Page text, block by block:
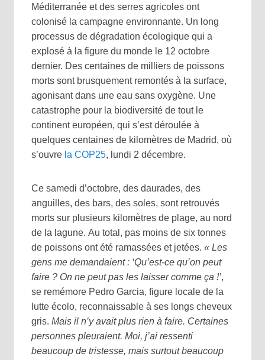
Méditerranée et des serres agricoles ont
colonisé la campagne environnante. Un long
processus de dégradation écologique qui a
explosé à la figure du monde le 12 octobre
dernier. Des centaines de milliers de poissons
morts sont brusquement remontés à la surface,
agonisant dans une eau sans oxygène. Une
catastrophe pour la biodiversité de tout le
continent européen, qui s’est déroulée à
quelques centaines de kilomètres de Madrid, où
s’ouvre la COP25, lundi 2 décembre.
Ce samedi d’octobre, des daurades, des
anguilles, des bars, des soles, sont retrouvés
morts sur plusieurs kilomètres de plage, au nord
de la lagune. Au total, pas moins de six tonnes
de poissons ont été ramassées et jetées.« Les
gens me demandaient : ‘Qu’est-ce qu’on peut
faire ? On ne peut pas les laisser comme ça !’,
se remémore Pedro Garcia, figure locale de la
lutte écolo, reconnaissable à ses longs cheveux
gris.Mais il n’y avait plus rien à faire. Certaines
personnes pleuraient. Moi, j’ai ressenti
beaucoup de tristesse, mais surtout beaucoup